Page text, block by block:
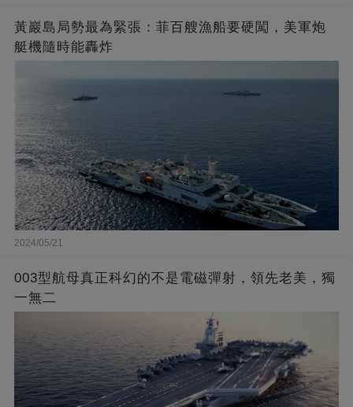
黃巖島局勢最為緊張：菲百艘漁船要硬闖，美軍炮
艇機隨時能轟炸
2024/05/21
003型航母真正科幻的不是電磁彈射，領先老美，獨
一無二